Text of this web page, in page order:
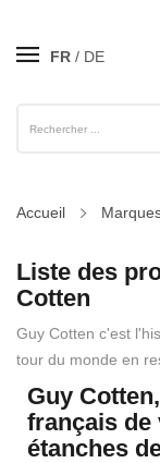
FR DE
Accueil
Liste des
Cotten
Guy Cotten c'est
tour du monde en
Guy
français de
étanches